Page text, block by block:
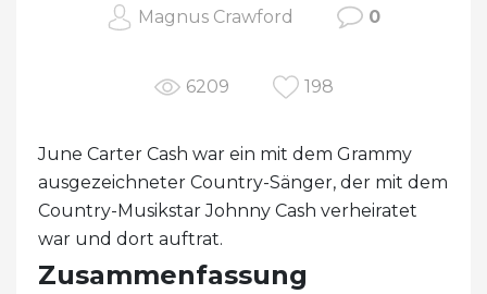
Magnus Crawford 0
6209 198
June Carter Cash war ein mit dem Grammy
ausgezeichneter Country-Sänger, der mit dem
Country-Musikstar Johnny Cash verheiratet
war und dort auftrat.
Zusammenfassung